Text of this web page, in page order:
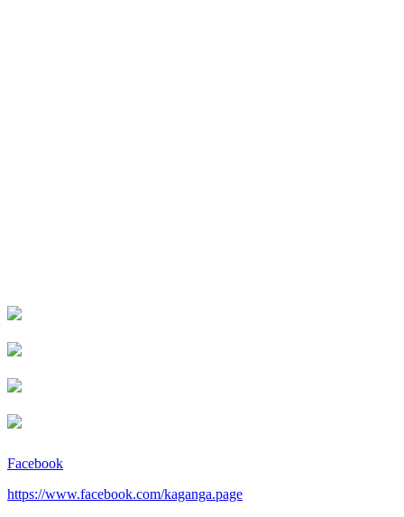
Facebook
https://www.facebook.com/kaganga.page